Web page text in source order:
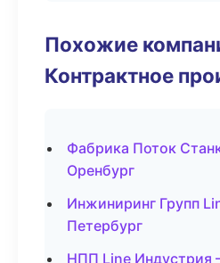
Похожие
Контрактное
Фабрика Поток
Оренбург
Инжиниринг Групп
Петербург
НПП Line Индустрия